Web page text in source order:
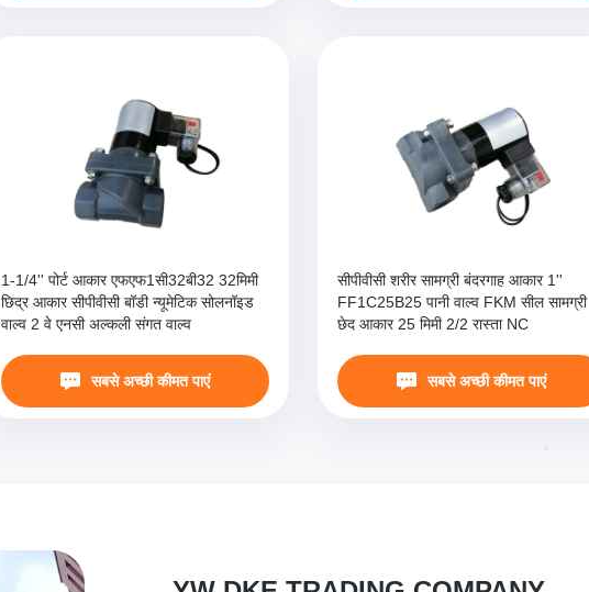
1-1/4'' पोर्ट आकार एफएफ1सी32बी32 32मिमी
छिद्र आकार सीपीवीसी बॉडी न्यूमेटिक सोलनॉइड
वाल्व 2 वे एनसी अल्कली संगत वाल्व
सबसे अच्छी कीमत पाएं
सीपीवीसी शरीर सामग्री बंदरगाह आकार 1''
FF1C25B25 पानी वाल्व FKM सील सामग्री
छेद आकार 25 मिमी 2/2 रास्ता NC
सबसे अच्छी कीमत पाएं